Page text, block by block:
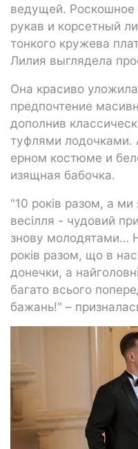
ведущей.
рукав и корсетный
тонкого кружева
Лилия выглядела
Она красиво
предпочтение
дополнив
туфлями лодочками.
ерном костюме и
изящная бабочка.
"10 років разом, а ми
весілля - чудовий
знову молодятами…
років разом, що в нас
донечки, а
багато всього
бажань!" –